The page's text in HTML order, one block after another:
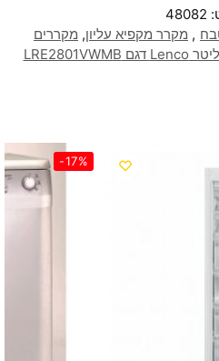
48082
, מקרר מקפיא עליון, מקררים
-17%